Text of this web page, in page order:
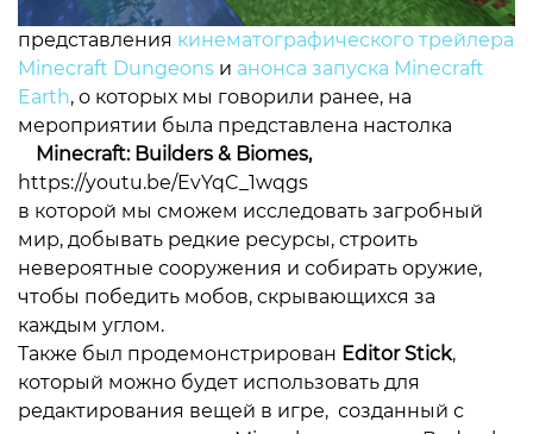
представления кинематографического трейлера
Minecraft Dungeons и анонса запуска Minecraft
Earth, о которых мы говорили ранее, на
мероприятии была представлена настолка
Minecraft: Builders & Biomes,
https://youtu.be/EvYqC_1wqgs
в которой мы сможем исследовать загробный
мир, добывать редкие ресурсы, строить
невероятные сооружения и собирать оружие,
чтобы победить мобов, скрывающихся за
каждым углом.
Также был продемонстрирован Editor Stick,
который можно будет использовать для
редактирования вещей в игре, созданный с